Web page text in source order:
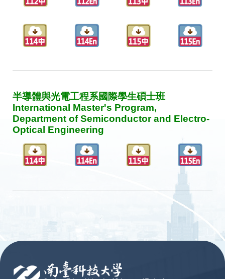
半導體與光電工程系國際學生碩士班
International Master's Program,
Department of Semiconductor and Electro-
Optical Engineering